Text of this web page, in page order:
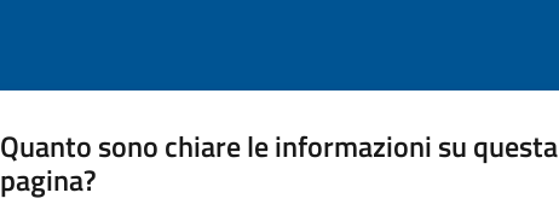
Quanto sono chiare le informazioni su questa
pagina?